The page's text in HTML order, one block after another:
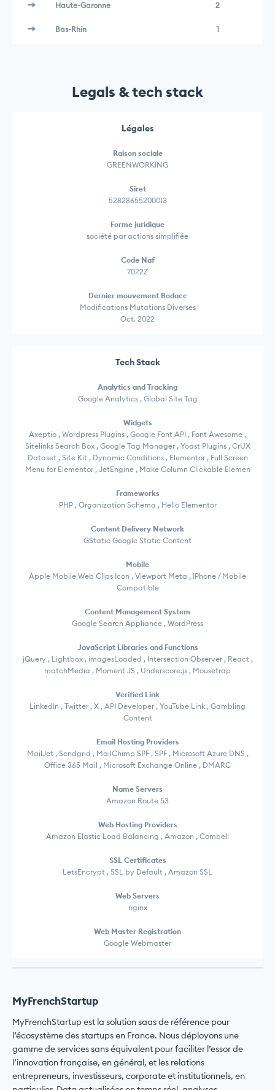
Haute-Garonne 2
Bas-Rhin 1
Legals & tech stack
Légales
Raison sociale
GREENWORKING
Siret
52828655200013
Forme juridique
société par actions simplifiée
Code Naf
7022Z
Dernier mouvement Bodacc
Modifications Mutations Diverses
Oct. 2022
Tech Stack
Analytics and Tracking
Google Analytics , Global Site Tag
Widgets
Axeptio , Wordpress Plugins , Google Font API , Font Awesome ,
Sitelinks Search Box , Google Tag Manager , Yoast Plugins , CrUX
Dataset , Site Kit , Dynamic Conditions , Elementor , Full Screen
Menu for Elementor , JetEngine , Make Column Clickable Elemen
Frameworks
PHP , Organization Schema , Hello Elementor
Content Delivery Network
GStatic Google Static Content
Mobile
Apple Mobile Web Clips Icon , Viewport Meta , IPhone / Mobile
Compatible
Content Management System
Google Search Appliance , WordPress
JavaScript Libraries and Functions
jQuery , Lightbox , imagesLoaded , Intersection Observer , React ,
matchMedia , Moment JS , Underscore.js , Mousetrap
Verified Link
LinkedIn , Twitter , X , API Developer , YouTube Link , Gambling
Content
Email Hosting Providers
MailJet , Sendgrid , MailChimp SPF , SPF , Microsoft Azure DNS ,
Office 365 Mail , Microsoft Exchange Online , DMARC
Name Servers
Amazon Route 53
Web Hosting Providers
Amazon Elastic Load Balancing , Amazon , Combell
SSL Certificates
LetsEncrypt , SSL by Default , Amazon SSL
Web Servers
nginx
Web Master Registration
Google Webmaster
MyFrenchStartup
MyFrenchStartup est la solution saas de référence pour
l’écosystème des startups en France. Nous déployons une
gamme de services sans équivalent pour faciliter l’essor de
l’innovation française, en général, et les relations
entrepreneurs, investisseurs, corporate et institutionnels, en